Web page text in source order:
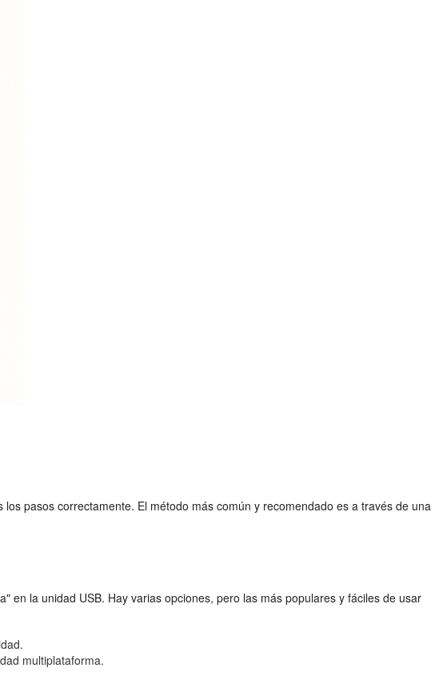
pasos correctamente. El método más común y recomendado es a través de una
en la unidad USB. Hay varias opciones, pero las más populares y fáciles de usar
multiplataforma.